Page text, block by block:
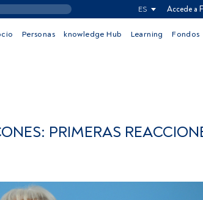
ES Accede a
Personas knowledge Hub Learning Fondos
PRIMERAS